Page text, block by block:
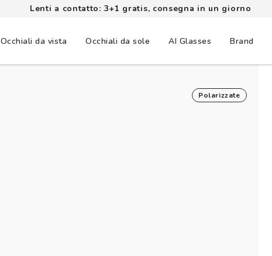
Lenti a contatto: 3+1 gratis, consegna in un giorno
Occhiali da vista Occhiali da sole AI Glasses Brand
Polarizzate